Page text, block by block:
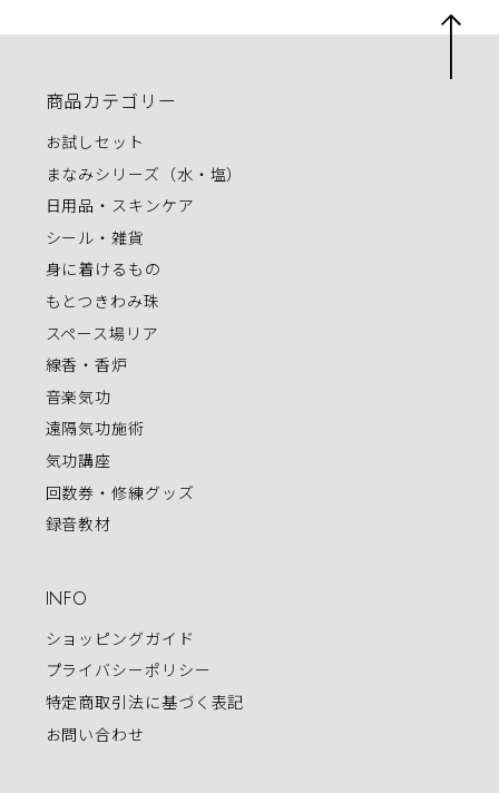
商品カテゴリー
お試しセット
まなみシリーズ（水・塩）
日用品・スキンケア
シール・雑貨
身に着けるもの
もとつきわみ珠
スペース場リア
線香・香炉
音楽気功
遠隔気功施術
気功講座
回数券・修練グッズ
録音教材
INFO
ショッピングガイド
プライバシーポリシー
特定商取引法に基づく表記
お問い合わせ